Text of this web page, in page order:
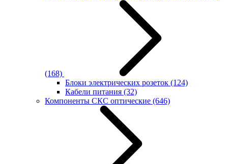
(168)
Блоки электрических розеток (124)
Кабели питания (32)
Компоненты СКС оптические (646)